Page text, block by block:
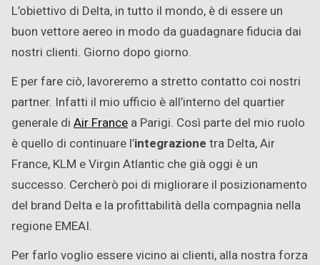
L’obiettivo di Delta, in tutto il mondo, è di essere un
buon vettore aereo in modo da guadagnare fiducia dai
nostri clienti. Giorno dopo giorno.
E per fare ciò, lavoreremo a stretto contatto coi nostri
partner. Infatti il mio ufficio è all’interno del quartier
generale di Air France a Parigi. Così parte del mio ruolo
è quello di continuare l’integrazione tra Delta, Air
France, KLM e Virgin Atlantic che già oggi è un
successo. Cercherò poi di migliorare il posizionamento
del brand Delta e la profittabilità della compagnia nella
regione EMEAI.
Per farlo voglio essere vicino ai clienti, alla nostra forza